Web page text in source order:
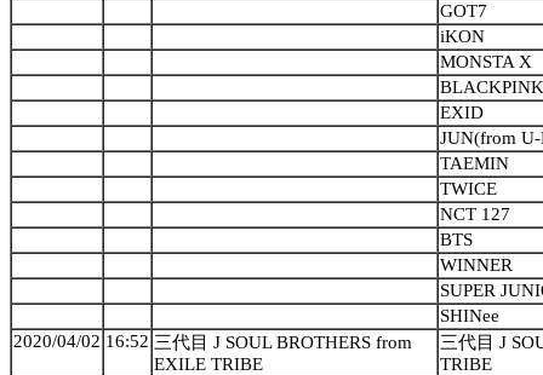
GOT7
iKON
MONSTA X
BLACKPINK
EXID
JUN(from
TAEMIN
TWICE
NCT 127
BTS
WINNER
SUPER
SHINee
2020/04/02 16:52 三代目 J SOUL BROTHERS from
EXILE TRIBE
三代目 J
TRIBE